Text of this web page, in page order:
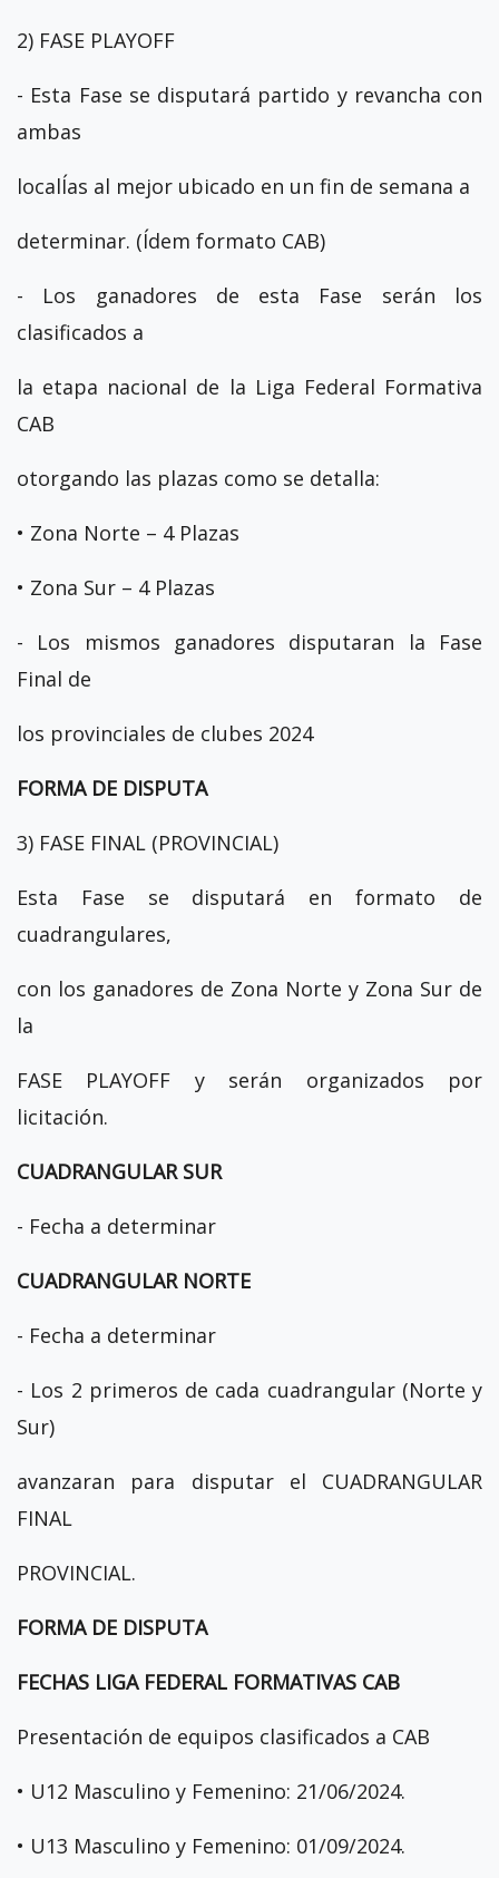
2) FASE PLAYOFF
- Esta Fase se disputará partido y revancha con
ambas
localÍas al mejor ubicado en un fin de semana a
determinar. (Ídem formato CAB)
- Los ganadores de esta Fase serán los
clasificados a
la etapa nacional de la Liga Federal Formativa
CAB
otorgando las plazas como se detalla:
• Zona Norte – 4 Plazas
• Zona Sur – 4 Plazas
- Los mismos ganadores disputaran la Fase
Final de
los provinciales de clubes 2024
FORMA DE DISPUTA
3) FASE FINAL (PROVINCIAL)
Esta Fase se disputará en formato de
cuadrangulares,
con los ganadores de Zona Norte y Zona Sur de
la
FASE PLAYOFF y serán organizados por
licitación.
CUADRANGULAR SUR
- Fecha a determinar
CUADRANGULAR NORTE
- Fecha a determinar
- Los 2 primeros de cada cuadrangular (Norte y
Sur)
avanzaran para disputar el CUADRANGULAR
FINAL
PROVINCIAL.
FORMA DE DISPUTA
FECHAS LIGA FEDERAL FORMATIVAS CAB
Presentación de equipos clasificados a CAB
• U12 Masculino y Femenino: 21/06/2024.
• U13 Masculino y Femenino: 01/09/2024.